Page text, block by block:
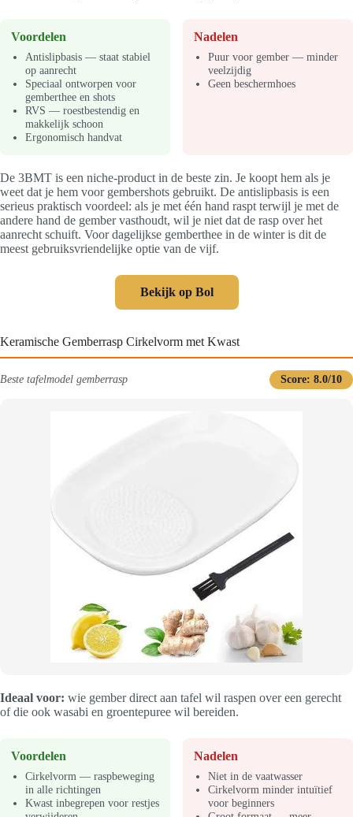
Voordelen
Antislipbasis — staat stabiel
op aanrecht
Speciaal ontworpen voor
gemberthee en shots
RVS — roestbestendig en
makkelijk schoon
Ergonomisch handvat
Nadelen
Puur voor gember — minder
veelzijdig
Geen beschermhoes
De 3BMT is een niche-product in de beste zin. Je koopt hem als je
weet dat je hem voor gembershots gebruikt. De antislipbasis is een
serieus praktisch voordeel: als je met één hand raspt terwijl je met de
andere hand de gember vasthoudt, wil je niet dat de rasp over het
aanrecht schuift. Voor dagelijkse gemberthee in de winter is dit de
meest gebruiksvriendelijke optie van de vijf.
Bekijk op Bol
Keramische Gemberrasp Cirkelvorm met Kwast
Beste tafelmodel gemberrasp Score: 8.0/10
Ideaal voor: wie gember direct aan tafel wil raspen over een gerecht
of die ook wasabi en groentepuree wil bereiden.
Voordelen
Cirkelvorm — raspbeweging
in alle richtingen
Kwast inbegrepen voor restjes
Nadelen
Niet in de vaatwasser
Cirkelvorm minder intuïtief
voor beginners